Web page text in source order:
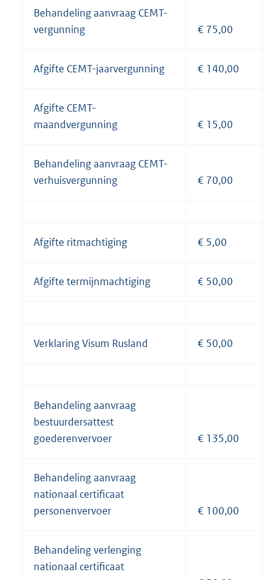
Behandeling aanvraag CEMT-
vergunning
€ 75,00
Afgifte CEMT-jaarvergunning € 140,00
Afgifte CEMT-
maandvergunning
€ 15,00
Behandeling aanvraag CEMT-
verhuisvergunning
€ 70,00
Afgifte ritmachtiging € 5,00
Afgifte termijnmachtiging € 50,00
Verklaring Visum Rusland € 50,00
Behandeling aanvraag
bestuurdersattest
goederenvervoer
€ 135,00
Behandeling aanvraag
nationaal certificaat
personenvervoer
€ 100,00
Behandeling verlenging
nationaal certificaat